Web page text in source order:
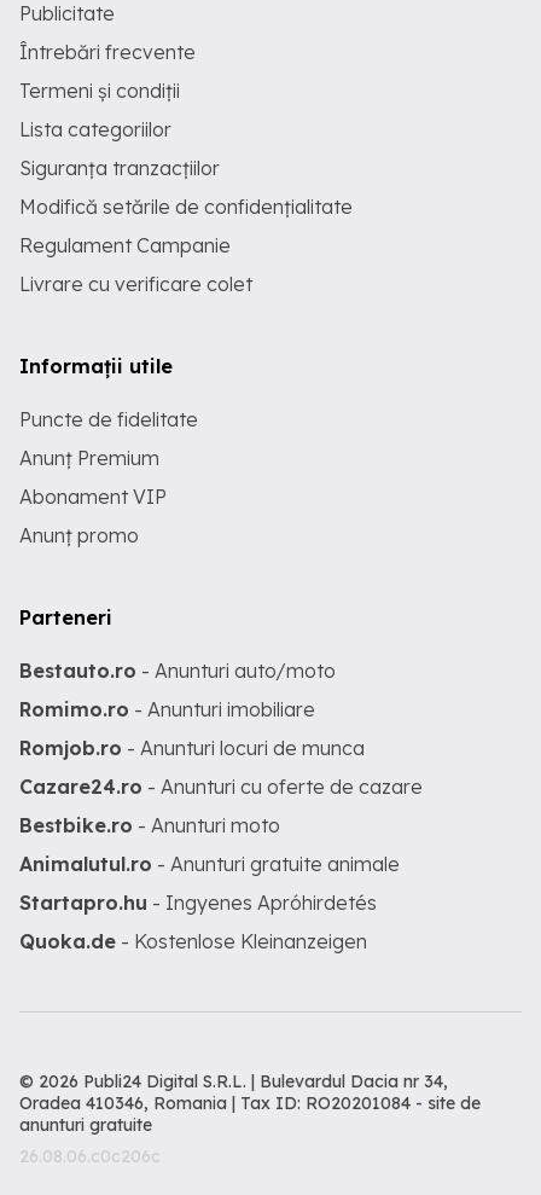
Publicitate
Întrebări frecvente
Termeni și condiții
Lista categoriilor
Siguranța tranzacțiilor
Modifică setările de confidențialitate
Regulament Campanie
Livrare cu verificare colet
Informații utile
Puncte de fidelitate
Anunț Premium
Abonament VIP
Anunț promo
Parteneri
Bestauto.ro - Anunturi auto/moto
Romimo.ro - Anunturi imobiliare
Romjob.ro - Anunturi locuri de munca
Cazare24.ro - Anunturi cu oferte de cazare
Bestbike.ro - Anunturi moto
Animalutul.ro - Anunturi gratuite animale
Startapro.hu - Ingyenes Apróhirdetés
Quoka.de - Kostenlose Kleinanzeigen
© 2026 Publi24 Digital S.R.L. | Bulevardul Dacia nr 34,
Oradea 410346, Romania | Tax ID: RO20201084 - site de
anunturi gratuite
26.08.06.c0c206c